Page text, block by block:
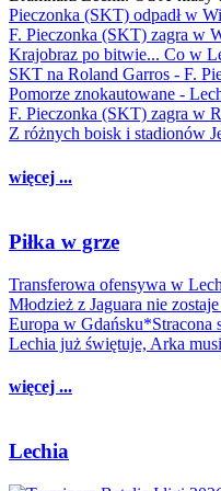
Pieczonka (SKT) odpadł w
F. Pieczonka (SKT) zagra w
Krajobraz po bitwie... Co w
SKT na Roland Garros - F.
Pomorze znokautowane -
F. Pieczonka (SKT) zagra w
Z różnych boisk i stadionów
więcej ...
Piłka w grze
Transferowa ofensywa w
Młodzież z Jaguara nie
Europa w Gdańsku*Stracona
Lechia już świętuje, Arka
więcej ...
Lechia